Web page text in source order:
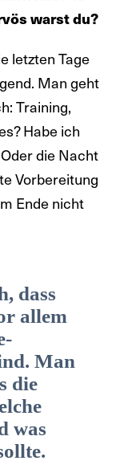
warst du?
letzten Tage
Man geht
Training,
Habe ich
die Nacht
Vorbereitung
Ende nicht
dass
allem
Man
die
was